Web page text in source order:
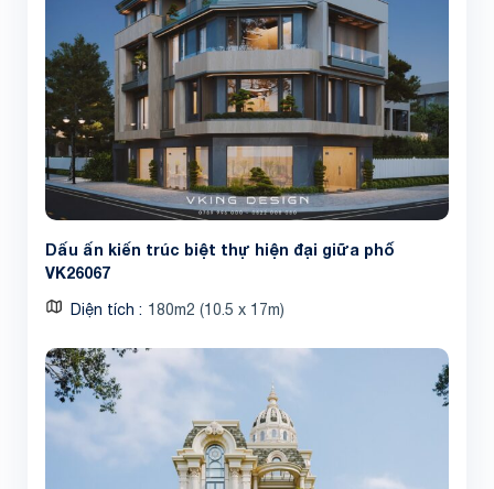
Dấu ấn kiến trúc biệt thự hiện đại giữa phố
VK26067
Diện tích 180m2 (10.5 x 17m)